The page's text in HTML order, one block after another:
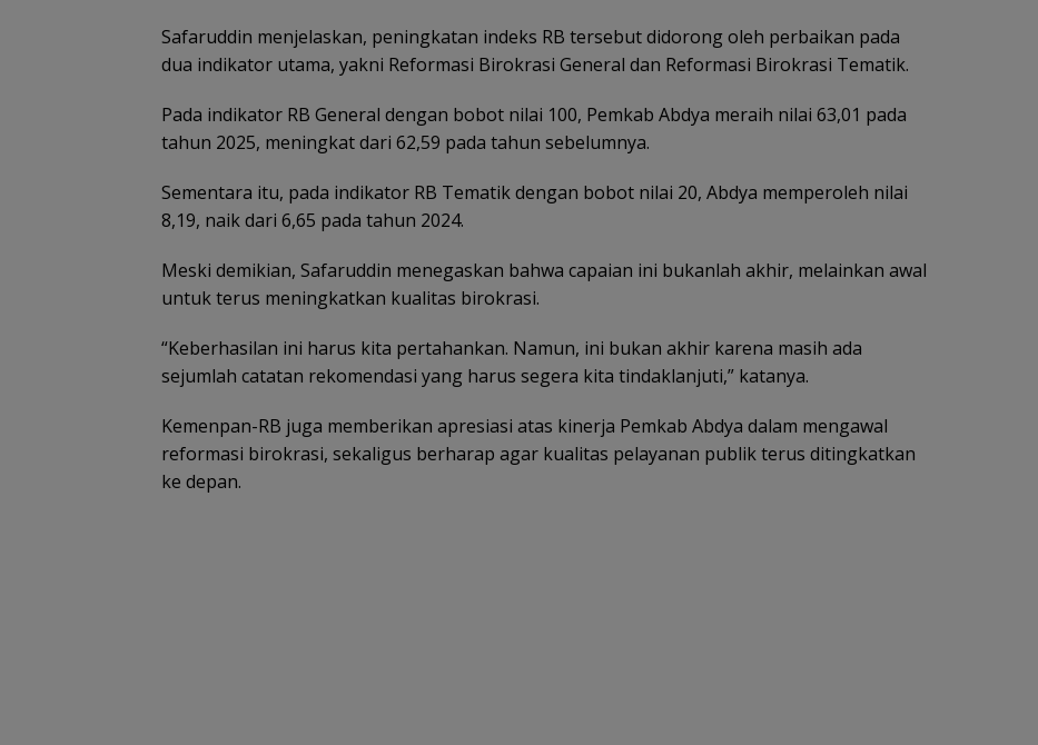
Safaruddin menjelaskan, peningkatan indeks RB tersebut didorong oleh perbaikan pada
dua indikator utama, yakni Reformasi Birokrasi General dan Reformasi Birokrasi Tematik.
Pada indikator RB General dengan bobot nilai 100, Pemkab Abdya meraih nilai 63,01 pada
tahun 2025, meningkat dari 62,59 pada tahun sebelumnya.
Sementara itu, pada indikator RB Tematik dengan bobot nilai 20, Abdya memperoleh nilai
8,19, naik dari 6,65 pada tahun 2024.
Meski demikian, Safaruddin menegaskan bahwa capaian ini bukanlah akhir, melainkan awal
untuk terus meningkatkan kualitas birokrasi.
“Keberhasilan ini harus kita pertahankan. Namun, ini bukan akhir karena masih ada
sejumlah catatan rekomendasi yang harus segera kita tindaklanjuti,” katanya.
Kemenpan-RB juga memberikan apresiasi atas kinerja Pemkab Abdya dalam mengawal
reformasi birokrasi, sekaligus berharap agar kualitas pelayanan publik terus ditingkatkan
ke depan.